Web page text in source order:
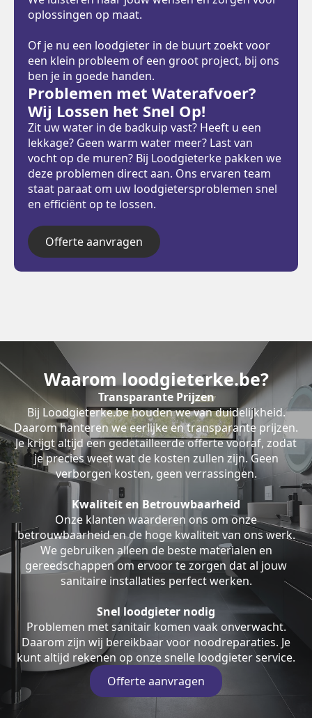
oplossingen op maat.
Of je nu een loodgieter in de buurt zoekt voor
een klein probleem of een groot project, bij ons
ben je in goede handen.
Problemen met Waterafvoer?
Wij Lossen het Snel Op!
Zit uw water in de badkuip vast? Heeft u een
lekkage? Geen warm water meer? Last van
vocht op de muren? Bij Loodgieterke pakken we
deze problemen direct aan. Ons ervaren team
staat paraat om uw loodgietersproblemen snel
en efficiënt op te lossen.
Offerte aanvragen
Waarom loodgieterke.be?
Transparante Prijzen
Bij Loodgieterke.be houden we van duidelijkheid.
Daarom hanteren we eerlijke en transparante prijzen.
Je krijgt altijd een gedetailleerde offerte vooraf, zodat
je precies weet wat de kosten zullen zijn. Geen
verborgen kosten, geen verrassingen.
Kwaliteit en Betrouwbaarheid
Onze klanten waarderen ons om onze
betrouwbaarheid en de hoge kwaliteit van ons werk.
We gebruiken alleen de beste materialen en
gereedschappen om ervoor te zorgen dat al jouw
sanitaire installaties perfect werken.
Snel loodgieter nodig
Problemen met sanitair komen vaak onverwacht.
Daarom zijn wij bereikbaar voor noodreparaties. Je
kunt altijd rekenen op onze snelle loodgieter service.
Offerte aanvragen